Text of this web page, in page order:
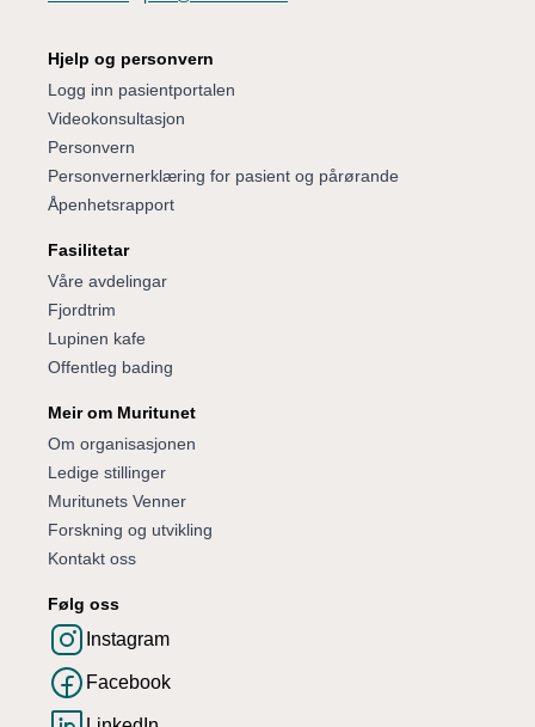
Hjelp og personvern
Logg inn pasientportalen
Videokonsultasjon
Personvern
Personvernerklæring for pasient og pårørande
Åpenhetsrapport
Fasilitetar
Våre avdelingar
Fjordtrim
Lupinen kafe
Offentleg bading
Meir om Muritunet
Om organisasjonen
Ledige stillinger
Muritunets Venner
Forskning og utvikling
Kontakt oss
Følg oss
Instagram
Facebook